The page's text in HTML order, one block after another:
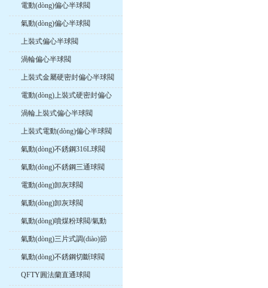
電動(dòng)偏心半球閥
氣動(dòng)偏心半球閥
上裝式偏心半球閥
渦輪偏心半球閥
上裝式金屬硬密封偏心半球閥
電動(dòng)上裝式硬密封偏心
球閥
渦輪上裝式偏心半球閥
上裝式電動(dòng)偏心半球閥
氣動(dòng)不銹鋼316L球閥
氣動(dòng)不銹鋼三通球閥
電動(dòng)卸灰球閥
氣動(dòng)卸灰球閥
氣動(dòng)噴煤粉球閥/氣動
(dòng)卸灰球閥
氣動(dòng)三片式調(diào)節
(jié)球閥
氣動(dòng)不銹鋼切斷球閥
QFTY圓法蘭直通球閥